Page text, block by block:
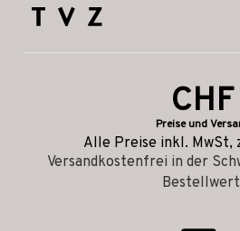
CHF
Preise und
Alle Preise inkl. MwSt,
Versandkostenfrei in der